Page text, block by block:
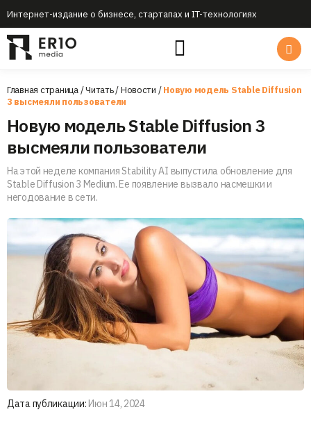
Интернет-издание о бизнесе, стартапах и IT-технологиях
Главная страница/Читать/Новости /Новую модель Stable Diffusion
3 высмеяли пользователи
Новую модель Stable Diffusion 3
высмеяли пользователи
На этой неделе компания Stability AI выпустила обновление для
Stable Diffusion 3 Medium. Ее появление вызвало насмешки и
негодование в сети.
Дата публикации: Июн 14, 2024